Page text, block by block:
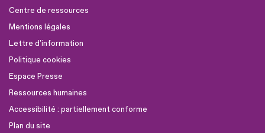
Centre de ressources
Mentions légales
Lettre d'information
Politique cookies
Espace Presse
Ressources humaines
Accessibilité : partiellement conforme
Plan du site